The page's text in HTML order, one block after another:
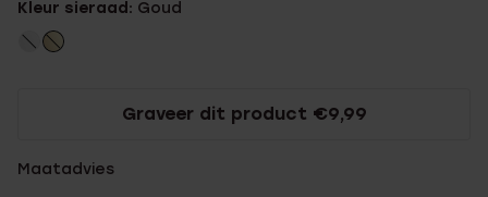
Kleur sieraad: Goud
Graveer dit product €9,99
Maatadvies